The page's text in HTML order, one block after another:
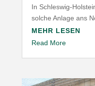
In Schleswig-​
solche Anlage ans
MEHR LESEN
Read More